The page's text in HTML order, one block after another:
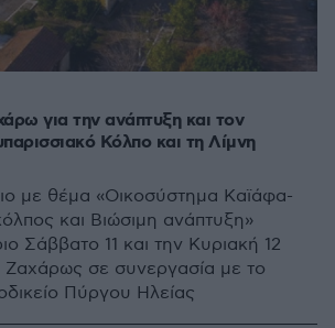
για την ανάπτυξη και τον
Κόλπο και τη Λίμνη
με θέμα «Οικοσύστημα Καϊάφα-
και Βιώσιμη ανάπτυξη»
Σάββατο 11 και την Κυριακή 12
Ζαχάρως σε συνεργασία με το
Πύργου Ηλείας